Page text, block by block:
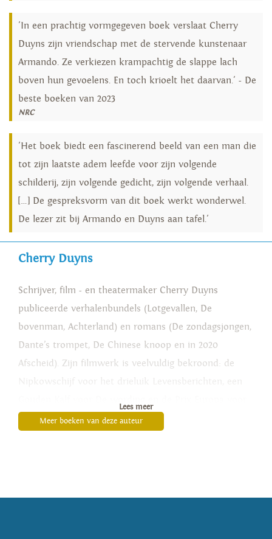
'In een prachtig vormgegeven boek verslaat Cherry
Duyns zijn vriendschap met de stervende kunstenaar
Armando. Ze verkiezen krampachtig de slappe lach
boven hun gevoelens. En toch krioelt het daarvan.' - De
beste boeken van 2023
NRC
'Het boek biedt een fascinerend beeld van een man die
tot zijn laatste adem leefde voor zijn volgende
schilderij, zijn volgende gedicht, zijn volgende verhaal.
[…] De gespreksvorm van dit boek werkt wonderwel.
De lezer zit bij Armando en Duyns aan tafel.'
Cherry Duyns
Schrijver, film - en theatermaker Cherry Duyns
publiceerde verhalenbundels (Lotgevallen, De
bovenman, Achterland) en romans (De zondagsjongen,
Dante’s trompet, De Chinese knoop en in 2020
Afscheid). Zijn filmwerk is veelvuldig bekroond: de
De droom van de beer.
Lees meer
Meer boeken van deze auteur